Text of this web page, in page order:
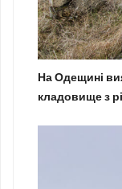
На Одещині
кладовище з